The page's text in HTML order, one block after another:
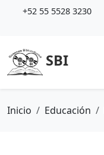
+52 55 5528 3230
SBI
Inicio Educación